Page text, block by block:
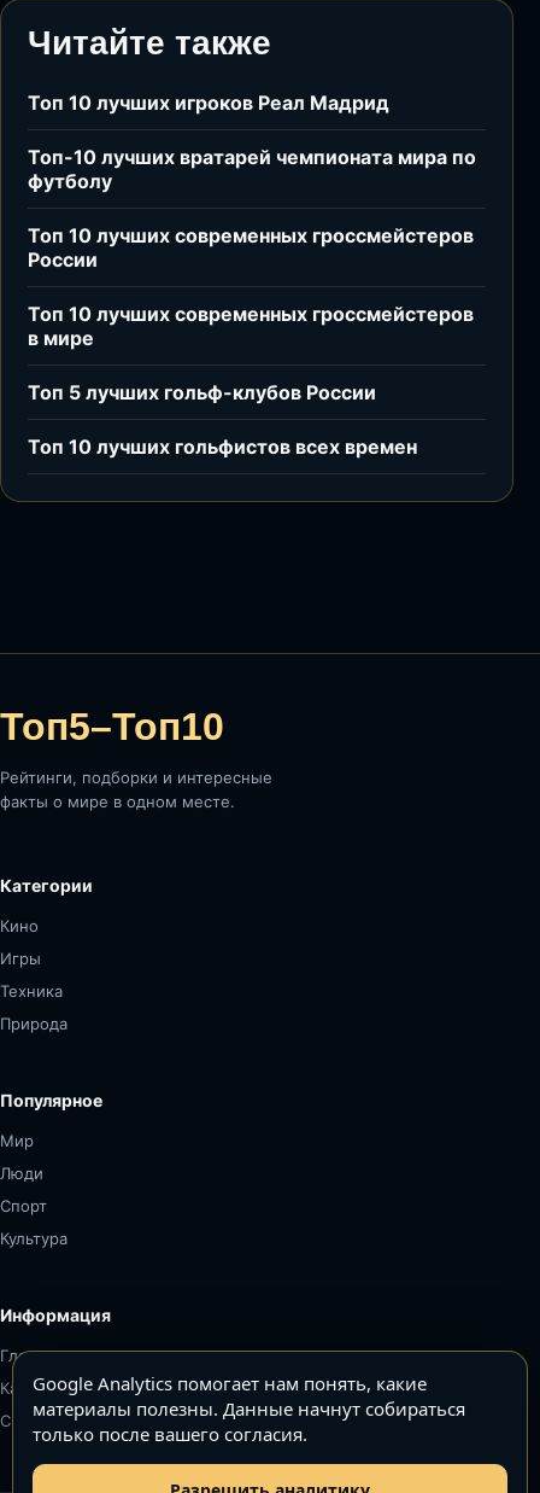
Читайте также
Топ 10 лучших игроков Реал Мадрид
Топ-10 лучших вратарей чемпионата мира по
футболу
Топ 10 лучших современных гроссмейстеров
России
Топ 10 лучших современных гроссмейстеров
в мире
Топ 5 лучших гольф-клубов России
Топ 10 лучших гольфистов всех времен
Топ5–Топ10
Рейтинги, подборки и интересные
факты о мире в одном месте.
Категории
Кино
Игры
Техника
Природа
Популярное
Мир
Люди
Спорт
Культура
Информация
Главная
Карта сайта
Связаться
Google Analytics помогает нам понять, какие
материалы полезны. Данные начнут собираться
только после вашего согласия.